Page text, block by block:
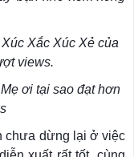
Xắc Xúc Xẻ của
views.
ơi tại sao đạt hơn
chưa dừng lại ở việc